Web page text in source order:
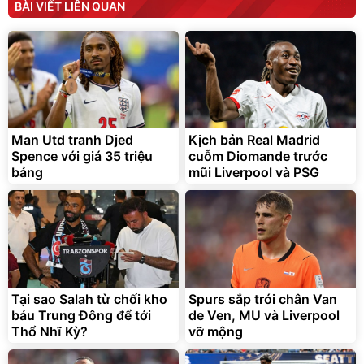
Bơm Lốp Kích Bình Ô Tô
V2 4in1 MEDICAR –
12.000mAh
2.690.000
1.335.100
Hot Deal
399.000đ
Đã bán nhiều
BÀI VIẾT LIÊN QUAN
Man Utd tranh Djed
Spence với giá 35 triệu
bảng
Kịch bản Real Madrid
cuỗm Diomande trước
mũi Liverpool và PSG
Tại sao Salah từ chối kho
báu Trung Đông để tới
Thổ Nhĩ Kỳ?
Spurs sắp trói chân Van
de Ven, MU và Liverpool
vỡ mộng